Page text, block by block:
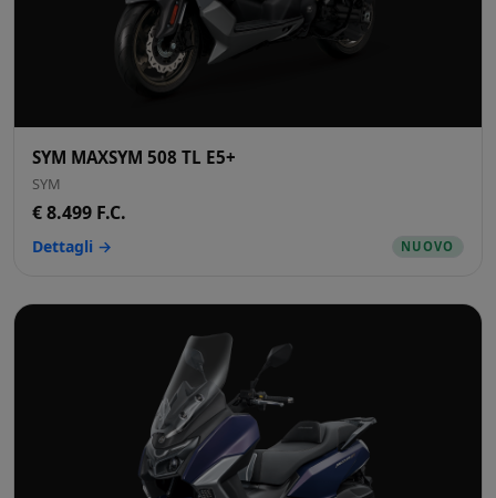
SYM MAXSYM 508 TL E5+
SYM
€ 8.499 F.C.
Dettagli → NUOVO